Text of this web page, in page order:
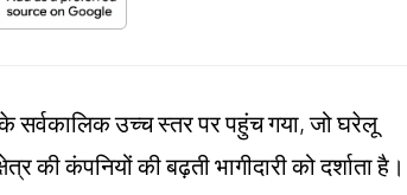
के सर्वकालिक उच्च स्तर पर पहुंच गया, जो घरेलू
की कंपनियों की बढ़ती भागीदारी को दर्शाता है।